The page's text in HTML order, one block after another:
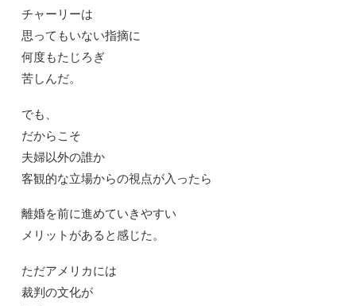
チャーリーは
思ってもいない指摘に
何度もたじろぎ
苦しんだ。
でも、
だからこそ
夫婦以外の誰か
客観的な立場からの視点が入ったら
離婚を前に進めていきやすい
メリットがあると感じた。
ただアメリカには
裁判の文化が